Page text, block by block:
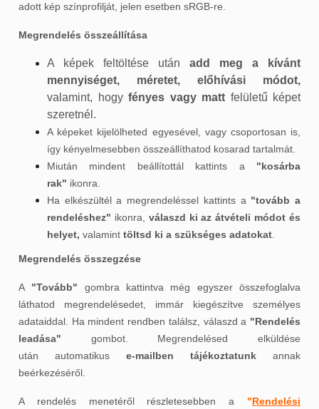
adott kép színprofilját, jelen esetben sRGB-re.
Megrendelés összeállítása
A képek feltöltése után add meg a kívánt
mennyiséget, méretet, előhívási módot,
valamint, hogy fényes vagy matt felületű képet
szeretnél.
A képeket kijelölheted egyesével, vagy csoportosan is,
így kényelmesebben összeállíthatod kosarad tartalmát.
Miután mindent beállítottál kattints a "kosárba
rak" ikonra.
Ha elkészültél a megrendeléssel kattints a "tovább a
rendeléshez" ikonra, válaszd ki az átvételi módot és
helyet, valamint töltsd ki a szükséges adatokat
Megrendelés összegzése
A "Tovább" gombra kattintva még egyszer összefoglalva
láthatod megrendelésedet, immár kiegészítve személyes
adataiddal. Ha mindent rendben találsz, válaszd a "Rendelés
leadása" gombot. Megrendelésed elküldése
után automatikus e-mailben tájékoztatunk annak
beérkezéséről.
A rendelés menetéről részletesebben a "Rendelési